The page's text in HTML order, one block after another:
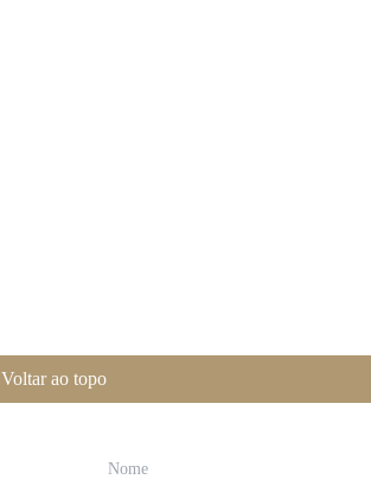
Voltar ao topo